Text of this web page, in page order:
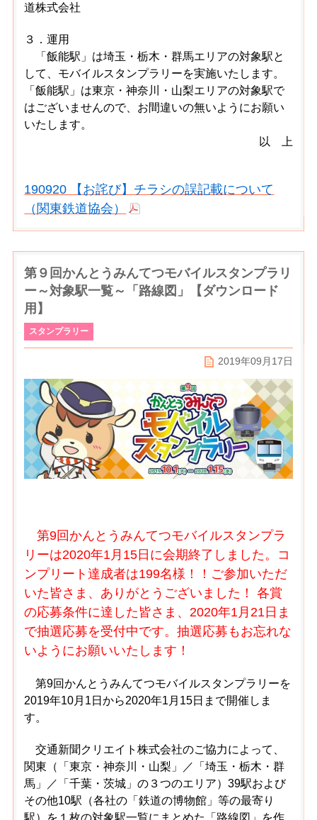
道株式会社
３．運用
「飯能駅」は埼玉・栃木・群馬エリアの対象駅と
して、モバイルスタンプラリーを実施いたします。
「飯能駅」は東京・神奈川・山梨エリアの対象駅で
はございませんので、お間違いの無いようにお願い
いたします。
以 上
190920 【お詫び】チラシの誤記載について
（関東鉄道協会）
第９回かんとうみんてつモバイルスタンプラリ
ー～対象駅一覧～「路線図」【ダウンロード
用】
スタンプラリー
2019年09月17日
第9回かんとうみんてつモバイルスタンプラ
リーは2020年1月15日に会期終了しました。コ
ンプリート達成者は199名様！！ご参加いただ
いた皆さま、ありがとうございました！ 各賞
の応募条件に達した皆さま、2020年1月21日ま
で抽選応募を受付中です。抽選応募もお忘れな
いようにお願いいたします！
第9回かんとうみんてつモバイルスタンプラリーを
2019年10月1日から2020年1月15日まで開催しま
す。
交通新聞クリエイト株式会社のご協力によって、
関東（「東京・神奈川・山梨」／「埼玉・栃木・群
馬」／「千葉・茨城」の３つのエリア）39駅および
その他10駅（各社の「鉄道の博物館」等の最寄り
駅）を１枚の対象駅一覧にまとめた「路線図」を作